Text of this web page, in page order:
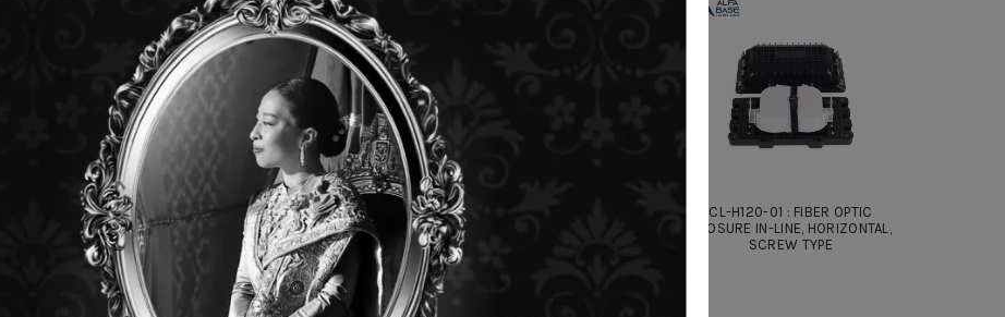
CX-803 : CLOSURE FTTX
HORIZONTAL WITH PLC
SNAP LOCK TYPE
CX-9417 : CLOSURE FTTX
HORIZONTAL WITH PLC
SPLITTER, SNAP LOCK TYPE
CL-D048-02 : FIBER OPTIC
CLOSURE IN-LINE, VERTICAL
CL-H120-01 : FIBER OPTIC
CLOSURE IN-LINE, HORIZONTAL,
SCREW TYPE